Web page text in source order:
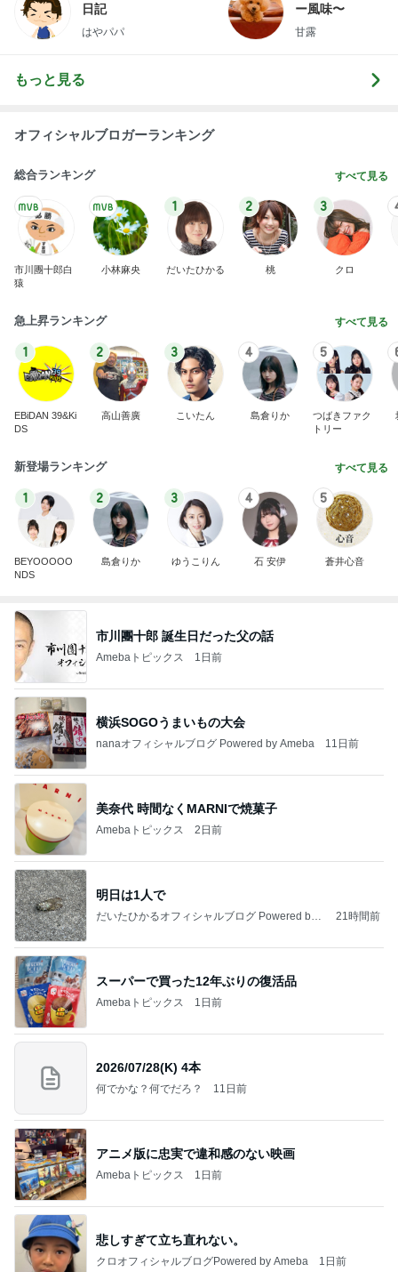
日記
はやパパ
ー風味〜
甘露
もっと見る
オフィシャルブロガーランキング
総合ランキング すべて見る
市川團十郎白
猿
小林麻央
1
だいたひかる
2
桃
3
クロ
急上昇ランキング すべて見る
1
EBiDAN 39&Ki
DS
2
高山善廣
3
こいたん
4
島倉りか
5
つばきファク
トリー
新登場ランキング すべて見る
1
BEYOOOOO
NDS
2
島倉りか
3
ゆうこりん
4
石 安伊
5
蒼井心音
市川團十郎 誕生日だった父の話
Amebaトピックス 1日前
横浜SOGOうまいもの大会
nanaオフィシャルブログ Powered by Ameba 11日前
美奈代 時間なくMARNIで焼菓子
Amebaトピックス 2日前
明日は1人で
だいたひかるオフィシャルブログ Powered by
21時間前
スーパーで買った12年ぶりの復活品
Amebaトピックス 1日前
2026/07/28(K) 4本
何でかな？何でだろ？ 11日前
アニメ版に忠実で違和感のない映画
Amebaトピックス 1日前
悲しすぎて立ち直れない。
クロオフィシャルブログPowered by Ameba 1日前